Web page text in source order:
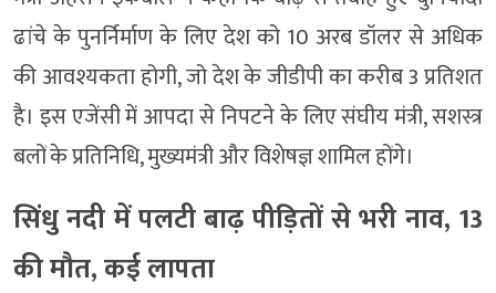
ढांचे के पुनर्निर्माण के लिए देश को 10 अरब डॉलर से अधिक
की आवश्यकता होगी, जो देश के जीडीपी का करीब 3 प्रतिशत
है। इस एजेंसी में आपदा से निपटने के लिए संघीय मंत्री, सशस्त्र
बलों के प्रतिनिधि, मुख्यमंत्री और विशेषज्ञ शामिल होंगे।
सिंधु नदी में पलटी बाढ़ पीड़ितों से भरी नाव, 13
की मौत, कई लापता